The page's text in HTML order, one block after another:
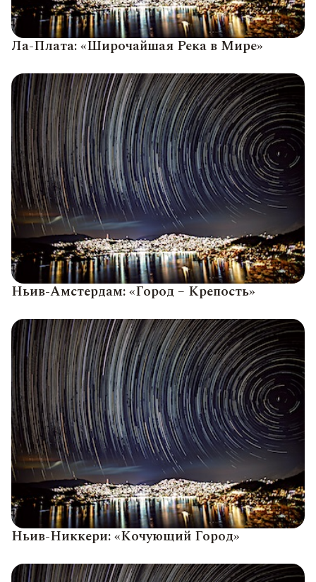
Ла-Плата: «Широчайшая Река в Мире»
Ньив-Амстердам: «Город – Крепость»
Ньив-Никкери: «Кочующий Город»